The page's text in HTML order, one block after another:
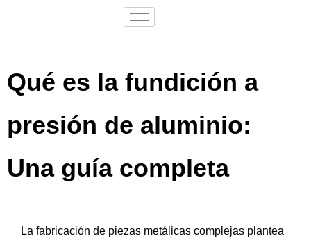
Qué es la fundición a
presión de aluminio:
Una guía completa
La fabricación de piezas metálicas complejas plantea